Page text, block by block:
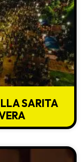
SARITA